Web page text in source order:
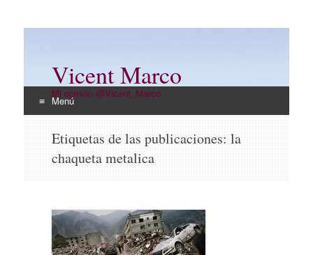
Vicent Marco
Mi opinión @Vicent_Marco
Menú
contenido
Etiquetas de las publicaciones: la
chaqueta metalica